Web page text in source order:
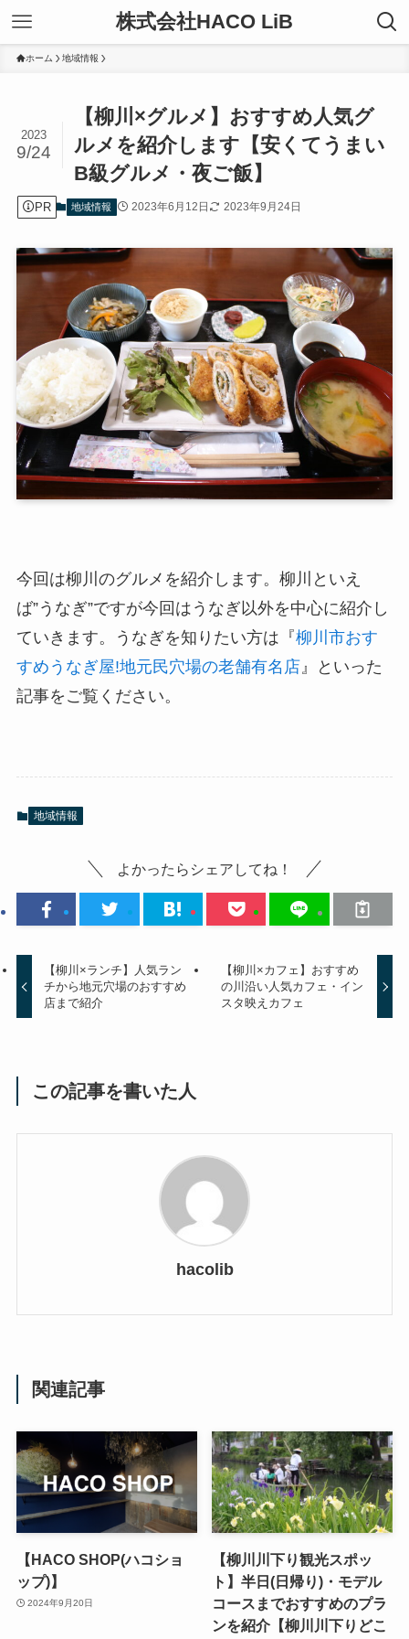
株式会社HACO LiB
ホーム 地域情報
【柳川×グルメ】おすすめ人気グ
ルメを紹介します【安くてうまい
B級グルメ・夜ご飯】
2023
9/24
PR 地域情報 2023年6月12日 2023年9月24日
今回は柳川のグルメを紹介します。柳川といえ
ば”うなぎ”ですが今回はうなぎ以外を中心に紹介し
ていきます。うなぎを知りたい方は『柳川市おす
すめうなぎ屋!地元民穴場の老舗有名店』といった
記事をご覧ください。
地域情報
よかったらシェアしてね！
【柳川×ランチ】人気ラン
チから地元穴場のおすすめ
店まで紹介
【柳川×カフェ】おすすめ
の川沿い人気カフェ・イン
スタ映えカフェ
この記事を書いた人
hacolib
関連記事
【HACO SHOP(ハコショ
ップ)】
2024年9月20日
【柳川川下り観光スポッ
ト】半日(日帰り)・モデル
コースまでおすすめのプラ
ンを紹介【柳川川下りどこ